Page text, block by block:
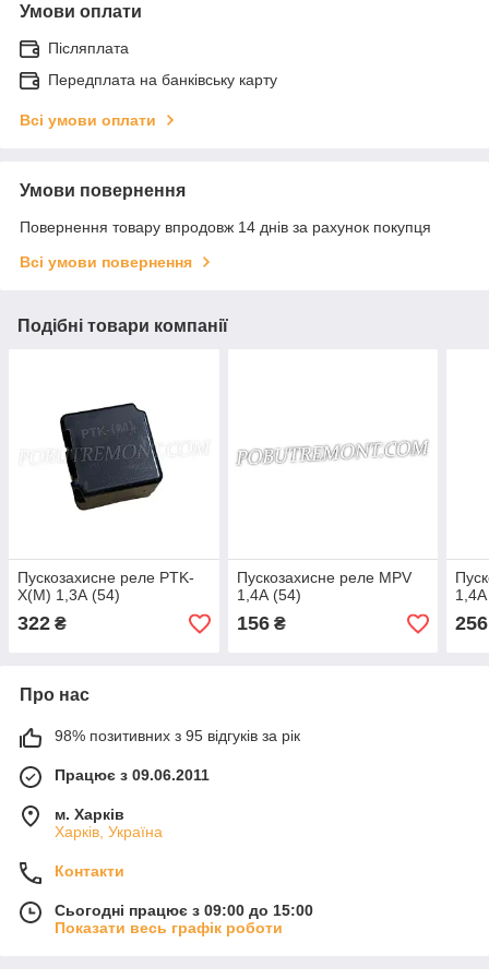
Умови оплати
Післяплата
Передплата на банківську карту
Всі умови оплати
Умови повернення
Повернення товару впродовж 14 днів за рахунок покупця
Всі умови повернення
Подібні товари компанії
Пускозахисне реле PTK-
X(М) 1,3А (54)
322 ₴
Пускозахисне реле MPV
1,4А (54)
156₴
1,4А
256
Про нас
98% позитивних з 95 відгуків за рік
Працює з 09.06.2011
м. Харків
Харків, Україна
Контакти
Сьогодні працює з 09:00 до 15:00
Показати весь графік роботи